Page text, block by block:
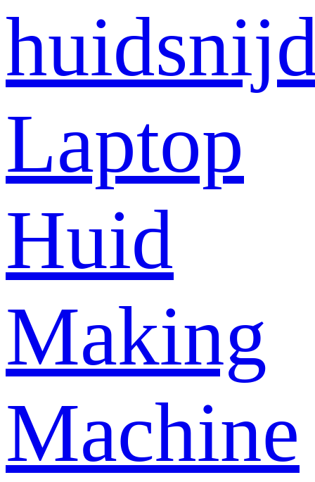
Laptop
Huid
Making
Machine